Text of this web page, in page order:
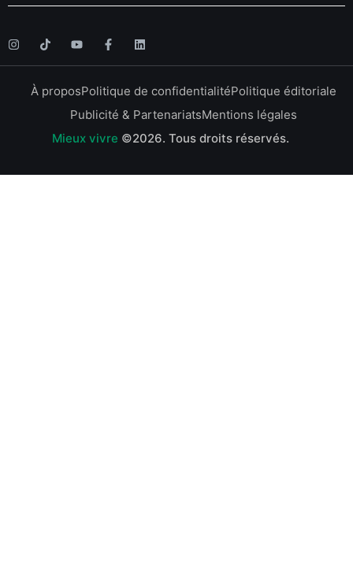
À proposPolitique de confidentialitéPolitique éditoriale
Publicité & PartenariatsMentions légales
Mieux vivre ©2026. Tous droits réservés.